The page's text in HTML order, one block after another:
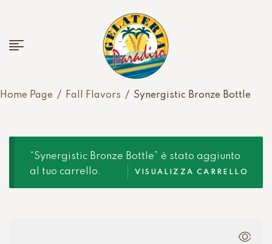
Home Page / Fall Flavors / Synergistic Bronze Bottle
“Synergistic Bronze Bottle” è stato aggiunto
al tuo carrello.
VISUALIZZA CARRELLO